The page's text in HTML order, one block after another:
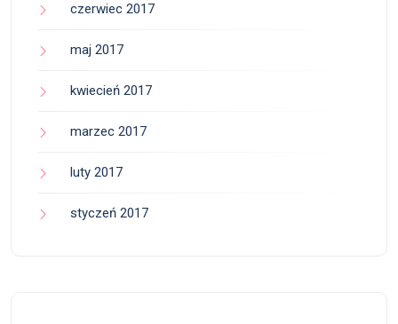
czerwiec 2017
maj 2017
kwiecień 2017
marzec 2017
luty 2017
styczeń 2017